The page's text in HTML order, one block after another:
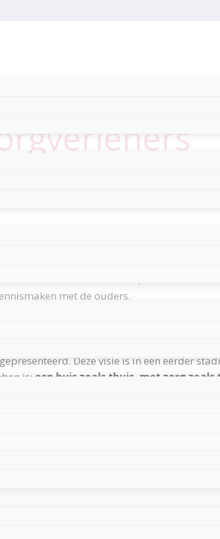
de nodige zaken – zoals
9 februari jl. was er een wel heel
met hun teamleiders, de scheidende
met de ouders.
Wat ons ouders bij iedereen opviel, was het
Daarna kregen wij de gelegenheid
Deze visie is in een eerder
is: een huis zoals thuis, met zorg zoals
Naast de door ASVZ gehanteerde
de cliënt tot boei kan komen en
hebben wonen, zullen een zucht van
bijeenkomst, die hoop geeft voor de